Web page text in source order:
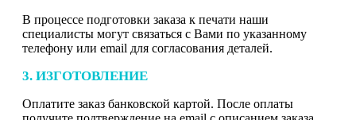
В процессе подготовки заказа к печати наши
специалисты могут связаться с Вами по указанному
телефону или email для согласования деталей.
3. ИЗГОТОВЛЕНИЕ
Оплатите заказ банковской картой. После оплаты